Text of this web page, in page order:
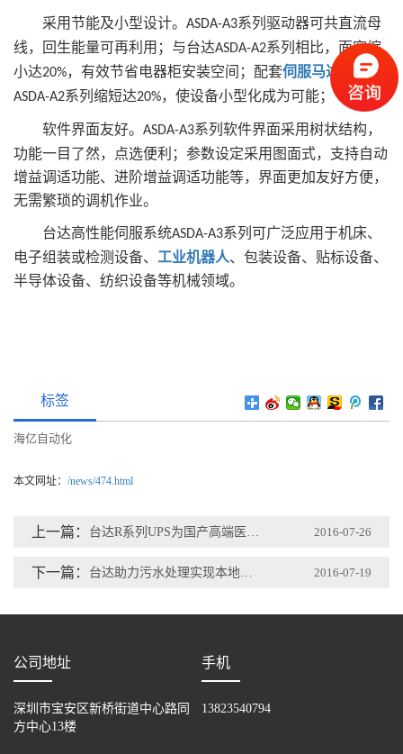
采用节能及小型设计。 ASDA-A3系列驱动器可共直流母
线，回生能量可再利用；与台达ASDA-A2系列相比，面宽缩
小达20%，有效节省电器柜安装空间；配套伺服马达 也较
ASDA-A2系列缩短达20%，使设备小型化成为可能；
软件界面友好。 ASDA-A3系列软件界面采用树状结构，
功能一目了然，点选便利；参数设定采用图面式，支持自动
增益调适功能、进阶增益调适功能等，界面更加友好方便，
无需繁琐的调机作业。
台达高性能伺服系统ASDA-A3系列可广泛应用于机床、
电子组装或检测设备、 工业机器人、包装设备、贴标设备、
半导体设备、纺织设备等机械领域。
标签
海亿自动化
本文网址： /news/474.html
上一篇： 台达R系列UPS为国产高端医疗设备提供稳固电源 2016-07-26
下一篇： 台达助力污水处理实现本地、集中和远程一体化控制 2016-07-19
公司地址
深圳市宝安区新桥街道中心路同
方中心13楼
手机
13823540794